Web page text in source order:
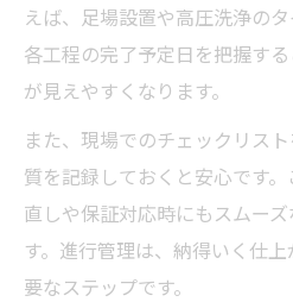
えば、足場設置や高圧洗浄の
各工程の完了予定日を把握す
が見えやすくなります。
また、現場でのチェックリス
質を記録しておくと安心です
直しや保証対応時にもスムー
す。進行管理は、納得いく仕
要なステップです。